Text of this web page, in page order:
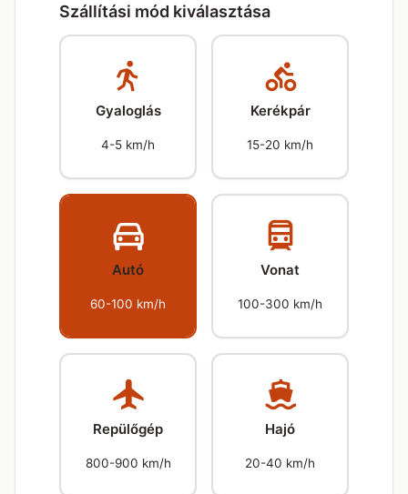
Szállítási mód kiválasztása
Gyaloglás
4-5 km/h
Kerékpár
15-20 km/h
Autó
60-100 km/h
Vonat
100-300 km/h
Repülőgép
800-900 km/h
Hajó
20-40 km/h